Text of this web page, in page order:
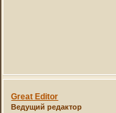
Great Editor
Ведущий редактор